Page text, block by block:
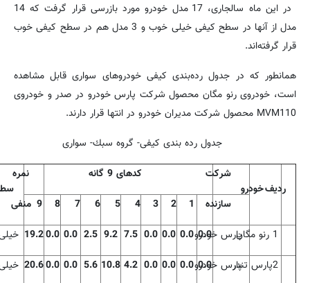
در این ماه سالجاری، 17 مدل خودرو مورد بازرسی قرار گرفت كه 14
مدل از آنها در سطح كیفی خیلی خوب و 3 مدل هم در سطح كیفی خوب
قرار گرفته‌اند.
همانطور كه در جدول رده‌بندی كیفی خودروهای سواری قابل مشاهده
است، خودروی رنو مگان محصول شركت پارس خودرو در صدر و خودروی
MVM110 محصول شركت مدیران خودرو در انتها قرار دارند.
جدول رده بندی كیفی- گروه سبك- سواری
ردیفخودرو
شركت كدهای 9 گانه
نمره
سازنده
1
2
3
4
5
6
7
8
9 منفی
1 رنو مگانپارس خودرو
0.0
0.0
0.0
0.0
7.5
9.2
2.5
0.0
0.0
19.2
2پارس تندرپارس خودرو
0.0
0.0
0.0
0.0
4.2
10.8
5.6
0.0
0.0
20.6